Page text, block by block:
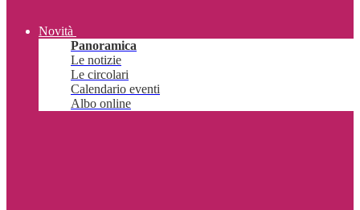
Novità
Panoramica
Le notizie
Le circolari
Calendario eventi
Albo online